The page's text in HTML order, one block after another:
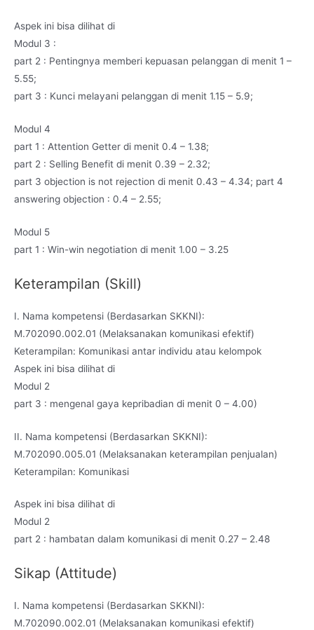
Aspek ini bisa dilihat di
Modul 3 :
part 2 : Pentingnya memberi kepuasan pelanggan di menit 1 –
5.55;
part 3 : Kunci melayani pelanggan di menit 1.15 – 5.9;
Modul 4
part 1 : Attention Getter di menit 0.4 – 1.38;
part 2 : Selling Benefit di menit 0.39 – 2.32;
part 3 objection is not rejection di menit 0.43 – 4.34; part 4
answering objection : 0.4 – 2.55;
Modul 5
part 1 : Win-win negotiation di menit 1.00 – 3.25
Keterampilan (Skill)
I. Nama kompetensi (Berdasarkan SKKNI):
M.702090.002.01 (Melaksanakan komunikasi efektif)
Keterampilan: Komunikasi antar individu atau kelompok
Aspek ini bisa dilihat di
Modul 2
part 3 : mengenal gaya kepribadian di menit 0 – 4.00)
II. Nama kompetensi (Berdasarkan SKKNI):
M.702090.005.01 (Melaksanakan keterampilan penjualan)
Keterampilan: Komunikasi
Aspek ini bisa dilihat di
Modul 2
part 2 : hambatan dalam komunikasi di menit 0.27 – 2.48
Sikap (Attitude)
I. Nama kompetensi (Berdasarkan SKKNI):
M.702090.002.01 (Melaksanakan komunikasi efektif)